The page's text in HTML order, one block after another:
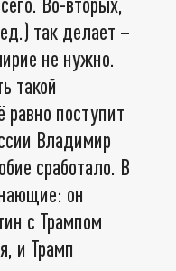
так делает –
не нужно.
такой
равно поступит
Владимир
сработало. В
он
с Трампом
и Трамп